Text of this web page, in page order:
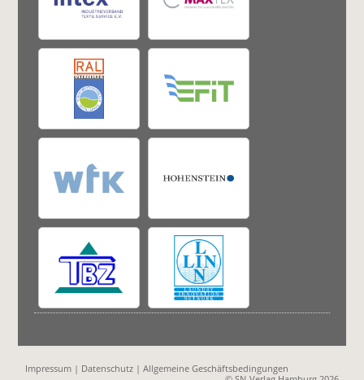
Impressum | Datenschutz |Allgemeine Geschäftsbedingungen